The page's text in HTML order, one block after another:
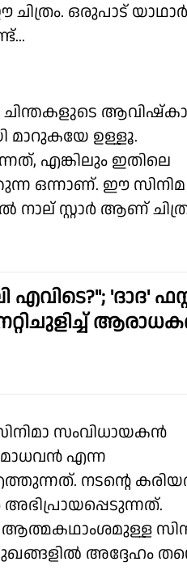
ഒരുപാട്
ചിന്തകളുടെ
മാറുകയേ ഉള്ളൂ.
എങ്കിലും ഇതിലെ
ഒന്നാണ്. ഈ
നാല് സ്റ്റാർ ആണ്
'ദാദ'
സംവിധായകൻ
എന്ന
നടന്റെ
ആത്മകഥാംശമുള്ള
അദ്ദേഹം